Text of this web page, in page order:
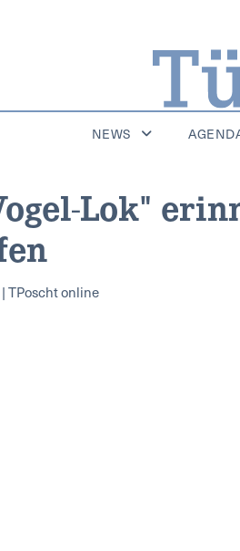
NEWS
Lok"
| TPoscht online